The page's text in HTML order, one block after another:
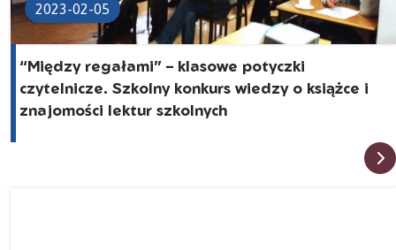
2023-02-05
“Między regałami” – klasowe potyczki
czytelnicze. Szkolny konkurs wiedzy o książce i
znajomości lektur szkolnych